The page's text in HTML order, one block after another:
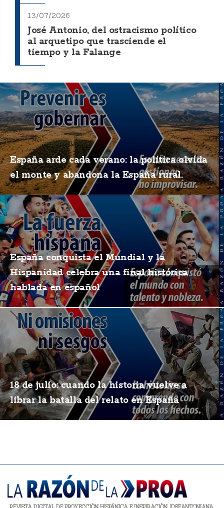
13/07/2026
José Antonio, del ostracismo político
al arquetipo que trasciende el
tiempo y la Falange
España arde cada verano: la política olvida
el monte y abandona la España rural.
España conquista el Mundial y la
Hispanidad celebra una final histórica
hablada en español
18 de julio: cuando la historia vuelve a
librar la batalla del relato en España